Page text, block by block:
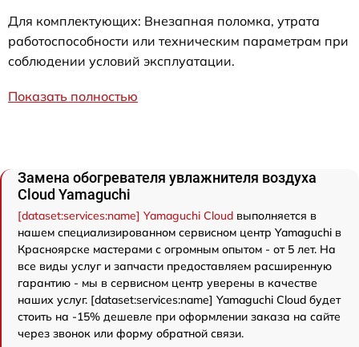
Для комплектующих: Внезапная поломка, утрата
работоспособности или техническим параметрам при
соблюдении условий эксплуатации.
Показать полностью
Замена обогревателя увлажнителя воздуха
Cloud Yamaguchi
[dataset:services:name] Yamaguchi Cloud выполняется в
нашем специализированном сервисном центр Yamaguchi в
Красноярске мастерами с огромным опытом - от 5 лет. На
все виды услуг и запчасти предоставляем расширенную
гарантию - мы в сервисном центр уверены в качестве
наших услуг. [dataset:services:name] Yamaguchi Cloud будет
стоить на -15% дешевле при оформлении заказа на сайте
через звонок или форму обратной связи.